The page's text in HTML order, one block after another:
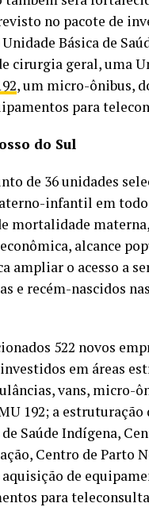
no pacote de
Básica de
cirurgia geral, uma
, um micro-ônibus,
para
do Sul
de 36 unidades
infantil em
mortalidade
alcance
ampliar o acesso a
e recém-nascidos
522 novos
em áreas
vans, micro-
192; a
Saúde Indígena,
Centro de Parto
de
para